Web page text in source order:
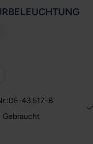
ist zurzeit nicht verfügbar.)
ist zurzeit nicht verfügbar.)
DE-43.517-B
Gebraucht